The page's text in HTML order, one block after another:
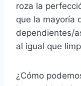
roza la
que la mayoría
dependientes/
al igual que
¿Cómo